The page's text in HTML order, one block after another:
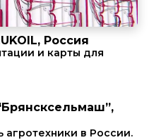
Россия
и карты для
в России.